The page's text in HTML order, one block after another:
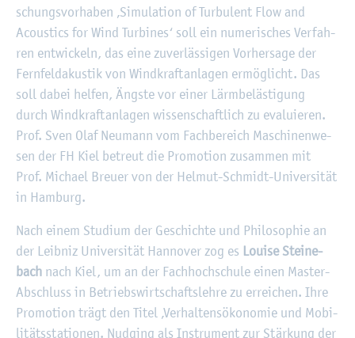
schungs­vor­ha­ben ‚Si­mu­la­ti­on of Tur­bu­lent Flow and
Acou­stics for Wind Tur­bi­nes‘ soll ein nu­me­ri­sches Ver­fah­
ren ent­wi­ckeln, das eine zu­ver­läs­si­gen Vor­her­sa­ge der
Fern­feld­akus­tik von Wind­kraft­an­la­gen er­mög­licht. Das
soll dabei hel­fen, Ängs­te vor einer Lärm­be­läs­ti­gung
durch Wind­kraft­an­la­gen wis­sen­schaft­lich zu eva­lu­ie­ren.
Prof. Sven Olaf Neu­mann vom Fach­be­reich Ma­schi­nen­we­
sen der FH Kiel be­treut die Pro­mo­ti­on zu­sam­men mit
Prof. Mi­cha­el Breu­er von der Hel­mut-Schmidt-Uni­ver­si­tät
in Ham­burg.
Nach einem Stu­di­um der Ge­schich­te und Phi­lo­so­phie an
der Leib­niz Uni­ver­si­tät Han­no­ver zog es Loui­se Stei­ne­
bach nach Kiel, um an der Fach­hoch­schu­le einen Mas­ter-
Ab­schluss in Be­triebs­wirt­schafts­leh­re zu er­rei­chen. Ihre
Pro­mo­ti­on trägt den Titel ‚Ver­hal­tens­öko­no­mie und Mo­bi­
li­täts­sta­tio­nen. Nud­ging als In­stru­ment zur Stär­kung der